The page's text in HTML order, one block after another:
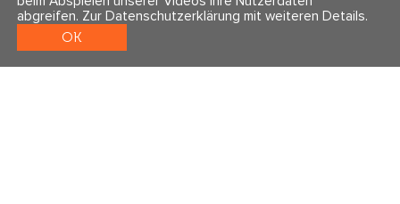
AGBs
abgreifen. Zur Datenschutzerklärung mit weiteren Details.
OK